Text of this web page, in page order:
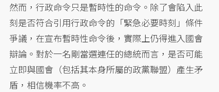
然而，行政命令只是暫時性的命令。除了會陷入此
刻是否符合引用行政命令的「緊急必要時刻」條件
爭議，在宣布暫時性命令後，實際上仍得進入國會
辯論。對於一名剛當選連任的總統而言，是否可能
立即與國會（包括其本身所屬的政黨聯盟）產生矛
盾，相信機率不高。